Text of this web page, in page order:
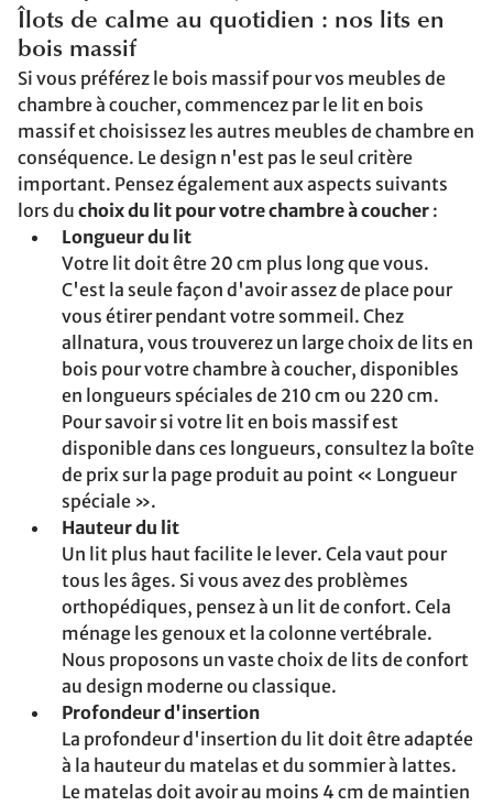
Îlots de calme au quotidien : nos lits en
bois massif
Si vous préférez le bois massif pour vos meubles de
chambre à coucher, commencez par le lit en bois
massif et choisissez les autres meubles de chambre en
conséquence. Le design n'est pas le seul critère
important. Pensez également aux aspects suivants
lors du choix du lit pour votre chambre à coucher :
Longueur du lit
Votre lit doit être 20 cm plus long que vous.
C'est la seule façon d'avoir assez de place pour
vous étirer pendant votre sommeil. Chez
allnatura, vous trouverez un large choix de lits en
bois pour votre chambre à coucher, disponibles
en longueurs spéciales de 210 cm ou 220 cm.
Pour savoir si votre lit en bois massif est
disponible dans ces longueurs, consultez la boîte
de prix sur la page produit au point « Longueur
spéciale ».
Hauteur du lit
Un lit plus haut facilite le lever. Cela vaut pour
tous les âges. Si vous avez des problèmes
orthopédiques, pensez à un lit de confort. Cela
ménage les genoux et la colonne vertébrale.
Nous proposons un vaste choix de lits de confort
au design moderne ou classique.
Profondeur d'insertion
La profondeur d'insertion du lit doit être adaptée
à la hauteur du matelas et du sommier à lattes.
Le matelas doit avoir au moins 4 cm de maintien